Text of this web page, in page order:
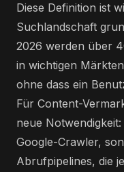
Diese Definition ist
Suchlandschaft
2026 werden über
in wichtigen
ohne dass ein
Für Content-
neue
Google-Crawler,
Abrufpipelines, die